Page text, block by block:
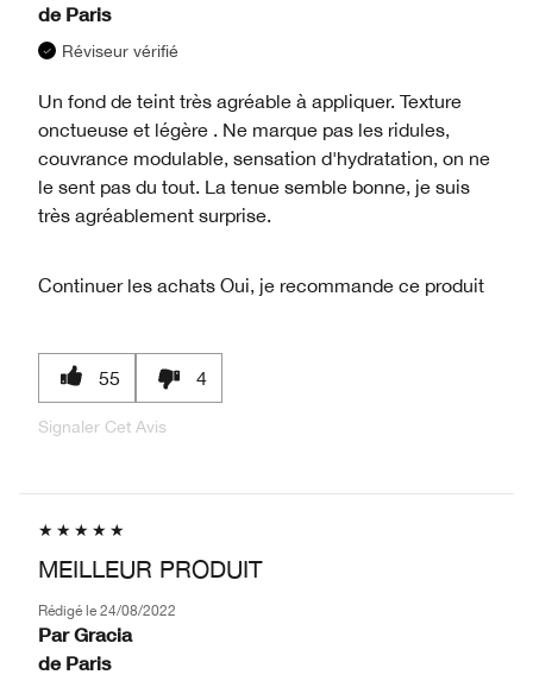
de Paris
Réviseur vérifié
Un fond de teint très agréable à appliquer. Texture
onctueuse et légère . Ne marque pas les ridules,
couvrance modulable, sensation d'hydratation, on ne
le sent pas du tout. La tenue semble bonne, je suis
très agréablement surprise.
Continuer les achats Oui, je recommande ce produit
55 4
Signaler Cet Avis
MEILLEUR PRODUIT
Rédigé le 24/08/2022
Par Gracia
de Paris